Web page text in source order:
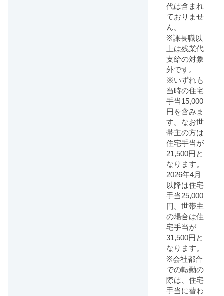
代は含まれ
ておりませ
ん。
※課長職以
上は残業代
支給の対象
外です。
※いずれも
当時の住宅
手当15,000
円を含みま
す。なお世
帯主の方は
住宅手当が
21,500円と
なります。
2026年4月
以降は住宅
手当25,000
円。世帯主
の場合は住
宅手当が
31,500円と
なります。
※会社都合
での転勤の
際は、住宅
手当に替わ